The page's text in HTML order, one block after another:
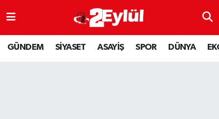
GÜNDEM SİYASET ASAYİŞ SPOR DÜNYA
ASAYİŞ
DÜNYA
Nöbetçi Eczaneler
Hava Durumu